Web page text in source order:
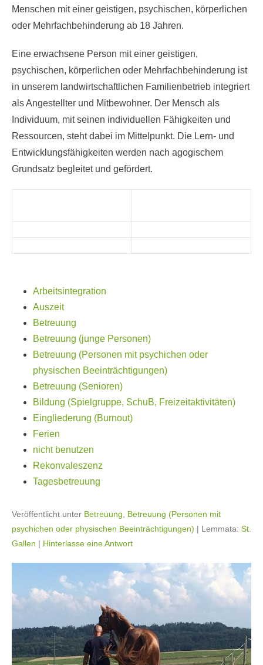
Menschen mit einer geistigen, psychischen, körperlichen
oder Mehrfachbehinderung ab 18 Jahren.
Eine erwachsene Person mit einer geistigen,
psychischen, körperlichen oder Mehrfachbehinderung ist
in unserem landwirtschaftlichen Familienbetrieb integriert
als Angestellter und Mitbewohner. Der Mensch als
Individuum, mit seinen individuellen Fähigkeiten und
Ressourcen, steht dabei im Mittelpunkt. Die Lern- und
Entwicklungsfähigkeiten werden nach agogischem
Grundsatz begleitet und gefördert.
Arbeitsintegration
Auszeit
Betreuung
Betreuung (junge Personen)
Betreuung (Personen mit psychichen oder
physischen Beeinträchtigungen)
Betreuung (Senioren)
Bildung (Spielgruppe, SchuB, Freizeitaktivitäten)
Eingliederung (Burnout)
Ferien
nicht benutzen
Rekonvaleszenz
Tagesbetreuung
Veröffentlicht unter Betreuung
Betreuung (Personen mit
psychichen oder physischen Beeinträchtigungen) | Lemmata: St.
Gallen | Hinterlasse eine Antwort